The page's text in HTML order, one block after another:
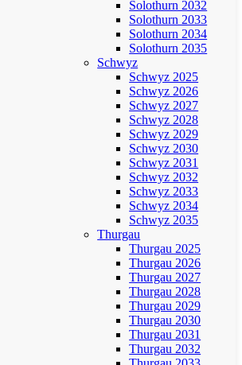
Solothurn 2032
Solothurn 2033
Solothurn 2034
Solothurn 2035
Schwyz
Schwyz 2025
Schwyz 2026
Schwyz 2027
Schwyz 2028
Schwyz 2029
Schwyz 2030
Schwyz 2031
Schwyz 2032
Schwyz 2033
Schwyz 2034
Schwyz 2035
Thurgau
Thurgau 2025
Thurgau 2026
Thurgau 2027
Thurgau 2028
Thurgau 2029
Thurgau 2030
Thurgau 2031
Thurgau 2032